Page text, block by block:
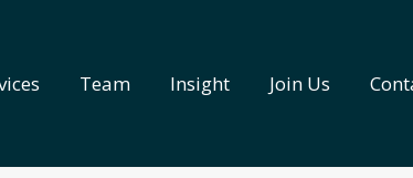
Team Insight Join Us